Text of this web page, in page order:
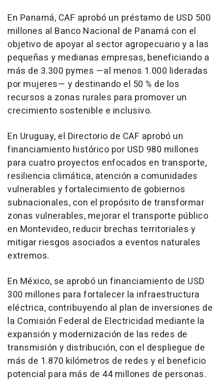
En Panamá, CAF aprobó un préstamo de USD 500
millones al Banco Nacional de Panamá con el
objetivo de apoyar al sector agropecuario y a las
pequeñas y medianas empresas, beneficiando a
más de 3.300 pymes —al menos 1.000 lideradas
por mujeres— y destinando el 50 % de los
recursos a zonas rurales para promover un
crecimiento sostenible e inclusivo.
En Uruguay, el Directorio de CAF aprobó un
financiamiento histórico por USD 980 millones
para cuatro proyectos enfocados en transporte,
resiliencia climática, atención a comunidades
vulnerables y fortalecimiento de gobiernos
subnacionales, con el propósito de transformar
zonas vulnerables, mejorar el transporte público
en Montevideo, reducir brechas territoriales y
mitigar riesgos asociados a eventos naturales
extremos.
En México, se aprobó un financiamiento de USD
300 millones para fortalecer la infraestructura
eléctrica, contribuyendo al plan de inversiones de
la Comisión Federal de Electricidad mediante la
expansión y modernización de las redes de
transmisión y distribución, con el despliegue de
más de 1.870 kilómetros de redes y el beneficio
potencial para más de 44 millones de personas.